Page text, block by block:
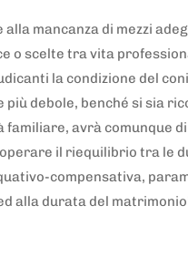
alla mancanza di mezzi
o scelte tra vita
la condizione del
più debole, benché si sia
familiare, avrà comunque
il riequilibrio tra le
compensativa,
alla durata del